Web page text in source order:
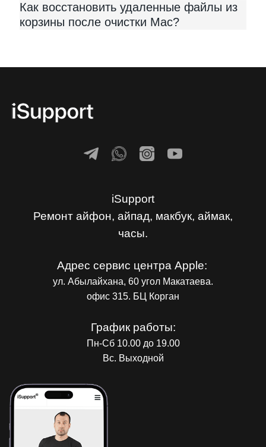
Как восстановить удаленные файлы из
корзины после очистки Mac?
iSupport
Ремонт айфон, айпад, макбук, аймак,
часы.
Адрес сервис центра Apple:
ул. Абылайхана, 60 угол Макатаева.
офис 315. БЦ Корган
График работы:
Пн-Сб 10.00 до 19.00
Вс. Выходной